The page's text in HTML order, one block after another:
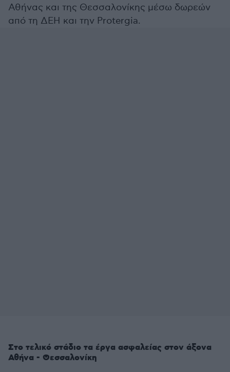
Αθήνας και της Θεσσαλονίκης μέσω δωρεών
από τη ΔΕΗ και την Protergia.
Στο τελικό στάδιο τα έργα ασφαλείας στον άξονα
Αθήνα - Θεσσαλονίκη